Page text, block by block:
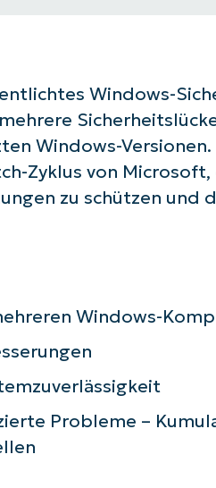
Windows-
Windows-Versionen.
Zyklus von
zu schützen und
Windows-
Probleme –
mit NinjaOne AI-